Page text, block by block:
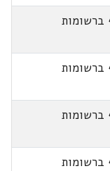
ברשומות
ברשומות
ברשומות
ברשומות